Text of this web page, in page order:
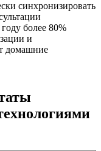
синхронизировать
более 80%
и
домашние